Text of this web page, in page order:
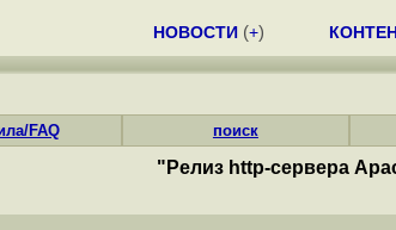
НОВОСТИ (+)
FAQ поиск
"Релиз http-сервера